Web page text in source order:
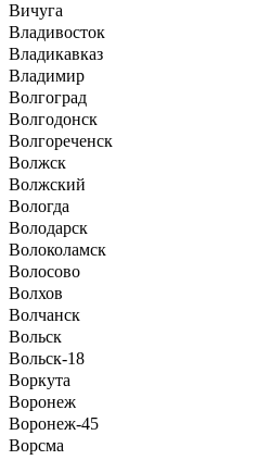
Вичуга
Владивосток
Владикавказ
Владимир
Волгоград
Волгодонск
Волгореченск
Волжск
Волжский
Вологда
Володарск
Волоколамск
Волосово
Волхов
Волчанск
Вольск
Вольск-18
Воркута
Воронеж
Воронеж-45
Ворсма